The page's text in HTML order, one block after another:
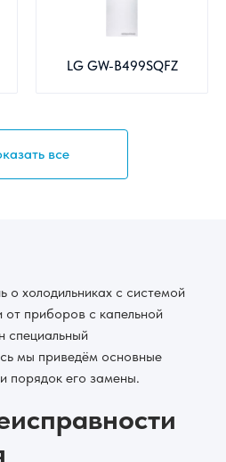
LG GW-B499SQFZ
все
о холодильниках с системой
от приборов с капельной
специальный
мы приведём основные
порядок его замены.